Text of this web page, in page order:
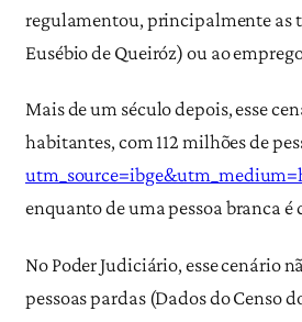
regulamentou, principalmente as
Eusébio de Queiróz) ou ao
Mais de um século depois, esse
habitantes, com 112 milhões de
enquanto de uma pessoa branca é
No Poder Judiciário, esse cenário
pessoas pardas (Dados do Censo